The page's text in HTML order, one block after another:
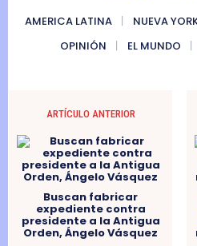
AMERICA LATINA NUEVA
OPINIÓN
EL MUNDO
ARTÍCULO ANTERIOR
Buscan fabricar
expediente contra
presidente a la Antigua
Orden, Ángelo Vásquez